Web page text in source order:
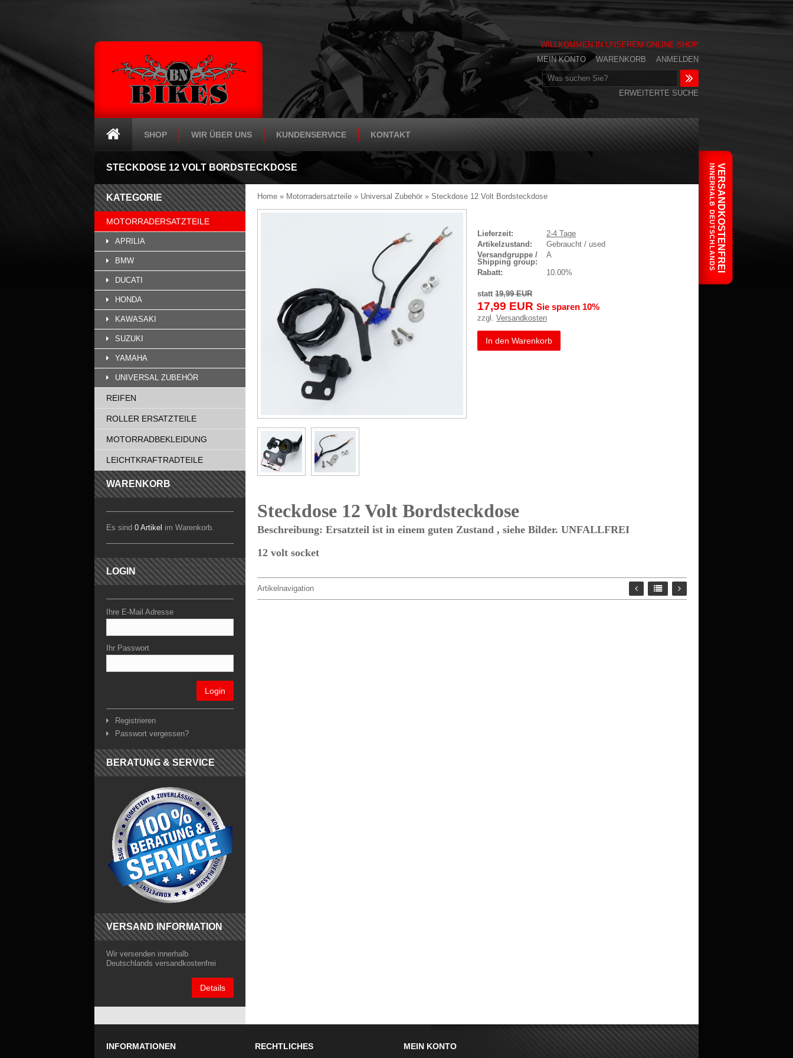
WILLKOMMEN IN UNSEREM ONLINE-SHOP
MEIN KONTO
WARENKORB ANMELDEN
ERWEITERTE SUCHE
SHOP WIR ÜBER UNS KUNDENSERVICE KONTAKT
STECKDOSE 12 VOLT BORDSTECKDOSE
KATEGORIE
MOTORRADERSATZTEILE
APRILIA
BMW
DUCATI
HONDA
KAWASAKI
SUZUKI
YAMAHA
UNIVERSAL ZUBEHÖR
REIFEN
ROLLER ERSATZTEILE
MOTORRADBEKLEIDUNG
LEICHTKRAFTRADTEILE
WARENKORB
Es sind 0 Artikel im Warenkorb.
LOGIN
Ihre E-Mail Adresse
Ihr Passwort
Login
Registrieren
Passwort vergessen?
BERATUNG & SERVICE
VERSAND INFORMATION
Wir versenden innerhalb
Deutschlands versandkostenfrei
Details
Home » Motorradersatzteile » Universal Zubehör » Steckdose 12 Volt Bordsteckdose
Lieferzeit:
2-4 Tage
Artikelzustand:
Gebraucht / used
Versandgruppe /
Shipping group:
A
Rabatt:
10.00%
statt19,99 EUR
17,99 EUR Sie sparen 10%
zzgl.Versandkosten
In den Warenkorb
Steckdose 12 Volt Bordsteckdose
Beschreibung: Ersatzteil ist in einem guten Zustand , siehe Bilder. UNFALLFREI
12 volt socket
Artikelnavigation
INFORMATIONEN RECHTLICHES MEIN KONTO
VERSANDKOSTENFREI
INNERHALB DEUTSCHLANDS